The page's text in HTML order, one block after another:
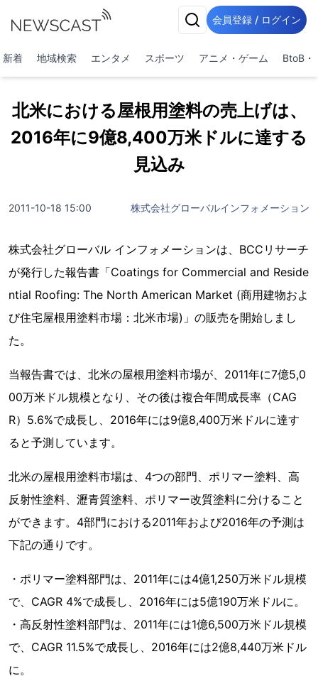
会員登録 / ログイン
新着 地域検索 エンタメ スポーツ アニメ・ゲーム BtoB・
北米における屋根用塗料の売上げは、
2016年に9億8,400万米ドルに達する
見込み
2011-10-18 15:00 株式会社グローバルインフォメーション
株式会社グローバル インフォメーションは、BCCリサーチ
が発行した報告書「Coatings for Commercial and Reside
ntial Roofing: The North American Market (商用建物およ
び住宅屋根用塗料市場：北米市場)」の販売を開始しまし
た。
当報告書では、北米の屋根用塗料市場が、2011年に7億5,0
00万米ドル規模となり、その後は複合年間成長率（CAG
R）5.6%で成長し、2016年には9億8,400万米ドルに達す
ると予測しています。
北米の屋根用塗料市場は、4つの部門、ポリマー塗料、高
反射性塗料、瀝青質塗料、ポリマー改質塗料に分けること
ができます。4部門における2011年および2016年の予測は
下記の通りです。
・ポリマー塗料部門は、2011年には4億1,250万米ドル規模
で、CAGR 4%で成長し、2016年には5億190万米ドルに。
・高反射性塗料部門は、2011年には1億6,500万米ドル規模
で、CAGR 11.5%で成長し、2016年には2億8,440万米ドル
に。